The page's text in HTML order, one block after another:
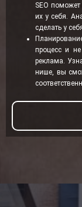
SEO поможет
их у себя.
сделать у
процесс и не
реклама.
нише, вы